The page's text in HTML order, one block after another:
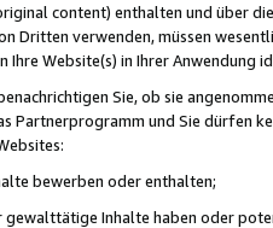
content) enthalten und über
Dritten verwenden, müssen
Ihre Website(s) in Ihrer Anwendung
Sie, ob sie
Partnerprogramm und Sie dürfen
bewerben oder enthalten;
gewalttätige Inhalte haben oder